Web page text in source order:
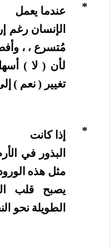
*
عندما يعمل
الإنسان رغم
مُتسرع ، ،
لأن ( لا )
تغيير ( نعم )
*
إذا كانت
البذور في
مثل هذه الورود
يصبح قلب
الطويلة نحو